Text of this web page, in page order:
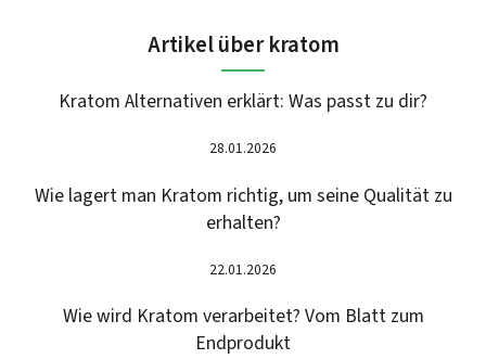
Artikel über kratom
Kratom Alternativen erklärt: Was passt zu dir?
28.01.2026
Wie lagert man Kratom richtig, um seine Qualität zu
erhalten?
22.01.2026
Wie wird Kratom verarbeitet? Vom Blatt zum
Endprodukt